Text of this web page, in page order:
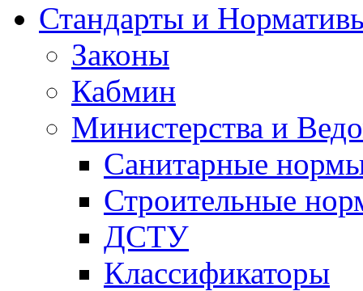
Стандарты и
Законы
Кабмин
Министерства и
Санитарные
Строительные
ДСТУ
Классификаторы